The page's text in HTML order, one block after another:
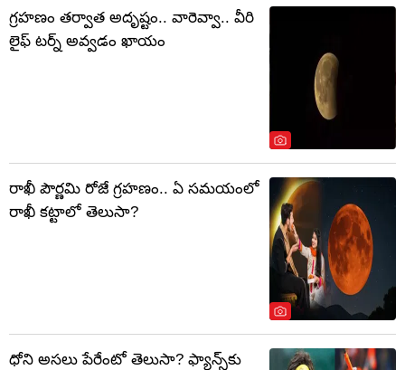
గ్రహణం తర్వాత అదృష్టం.. వారెవ్వా.. వీరి
లైఫ్ టర్న్ అవ్వడం ఖాయం
రాఖీ పౌర్ణమి రోజే గ్రహణం.. ఏ సమయంలో
రాఖీ కట్టాలో తెలుసా?
ధోని అసలు పేరేంటో తెలుసా? ఫ్యాన్స్‌కు